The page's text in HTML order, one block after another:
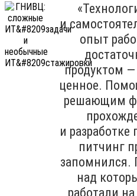
и
опыт
продуктом —
ценное.
решающим
и
питчинг
запомнился.
над
работали